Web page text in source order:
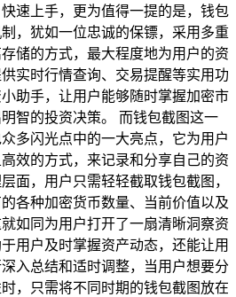
速上手，更为值得一提的是，钱包
，犹如一位忠诚的保镖，采用多重
储的方式，最大程度地为用户的资
实时行情查询、交易提醒等实用功
助手，让用户能够随时掌握加密市
智的投资决策。 而钱包截图这一
多闪光点中的一大亮点，它为用户
效的方式，来记录和分享自己的资
面，用户只需轻轻截取钱包截图，
各种加密货币数量、当前价值以及
如同为用户打开了一扇清晰洞察资
用户及时掌握资产动态，还能让用
入总结和适时调整，当用户想要分
，只需将不同时期的钱包截图放在